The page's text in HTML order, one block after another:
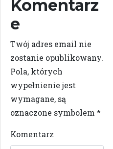
Komentarz
e
Twój adres email nie
zostanie opublikowany.
Pola, których
wypełnienie jest
wymagane, są
oznaczone symbolem *
Komentarz